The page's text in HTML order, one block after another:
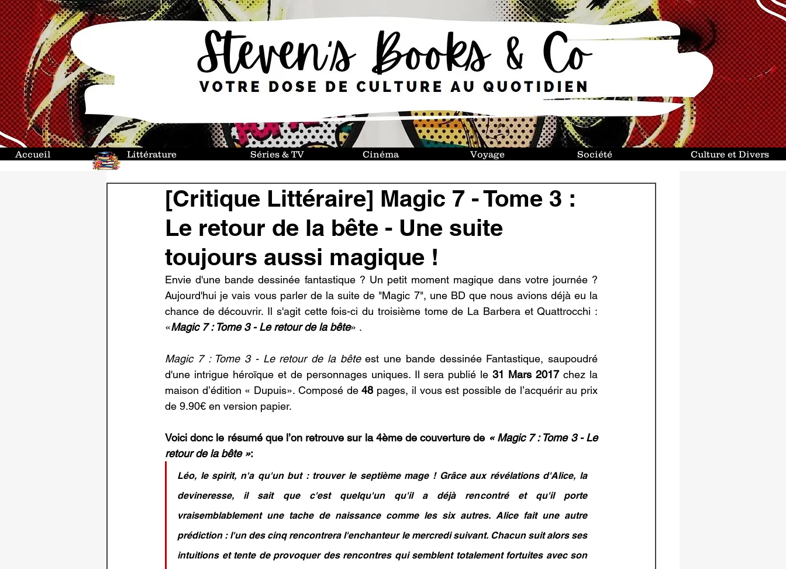
Accueil Littérature Séries & TV Cinéma Société
Voyage Culture et Divers
[Critique Littéraire] Magic 7 - Tome 3 :
Le retour de la bête - Une suite
toujours aussi magique !
Envie d'une bande dessinée fantastique ? Un petit moment magique dans votre journée ?
Aujourd'hui je vais vous parler de la suite de "Magic 7", une BD que nous avions déjà eu la
chance de découvrir. Il s'agit cette fois-ci du troisième tome de La Barbera et Quattrocchi :
«Magic 7 : Tome 3 - Le retour de la bête» .
Magic 7 : Tome 3 - Le retour de la bête est une bande dessinée Fantastique, saupoudré
d'une intrigue héroïque et de personnages uniques. Il sera publié le 31 Mars 2017 chez la
maison d’édition « Dupuis». Composé de 48 pages, il vous est possible de l’acquérir au prix
de 9.90€ en version papier.
Voici donc le résumé que l’on retrouve sur la 4ème de couverture de « Magic 7 : Tome 3 - Le
retour de la bête »:
Léo, le spirit, n'a qu'un but : trouver le septième mage ! Grâce aux révélations d'Alice, la
devineresse, il sait que c'est quelqu'un qu'il a déjà rencontré et qu'il porte
vraisemblablement une tache de naissance comme les six autres. Alice fait une autre
prédiction : l'un des cinq rencontrera l'enchanteur le mercredi suivant. Chacun suit alors ses
intuitions et tente de provoquer des rencontres qui semblent totalement fortuites avec son